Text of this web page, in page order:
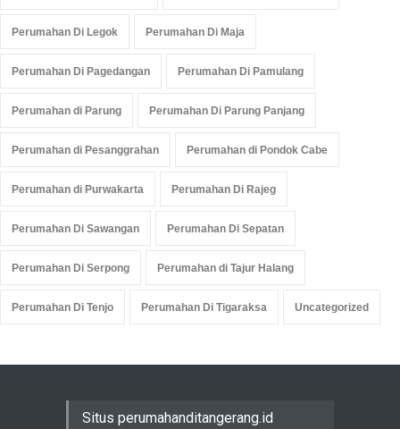
Perumahan Di Legok Perumahan Di Maja
Perumahan Di Pagedangan Perumahan Di Pamulang
Perumahan di Parung Perumahan Di Parung Panjang
Perumahan di Pesanggrahan Perumahan di Pondok Cabe
Perumahan di Purwakarta Perumahan Di Rajeg
Perumahan Di Sawangan Perumahan Di Sepatan
Perumahan Di Serpong Perumahan di Tajur Halang
Perumahan Di Tenjo Perumahan Di Tigaraksa Uncategorized
Situs perumahanditangerang.id